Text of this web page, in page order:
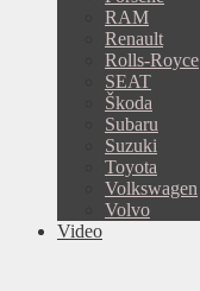
RAM
Renault
Rolls-Royce
SEAT
Škoda
Subaru
Suzuki
Toyota
Volkswagen
Volvo
Video